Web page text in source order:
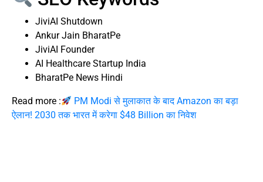
JiviAI Shutdown
Ankur Jain BharatPe
JiviAI Founder
AI Healthcare Startup India
BharatPe News Hindi
Read more :
PM Modi से मुलाकात के बाद Amazon का बड़ा
ऐलान! 2030 तक भारत में करेगा $48 Billion का निवेश